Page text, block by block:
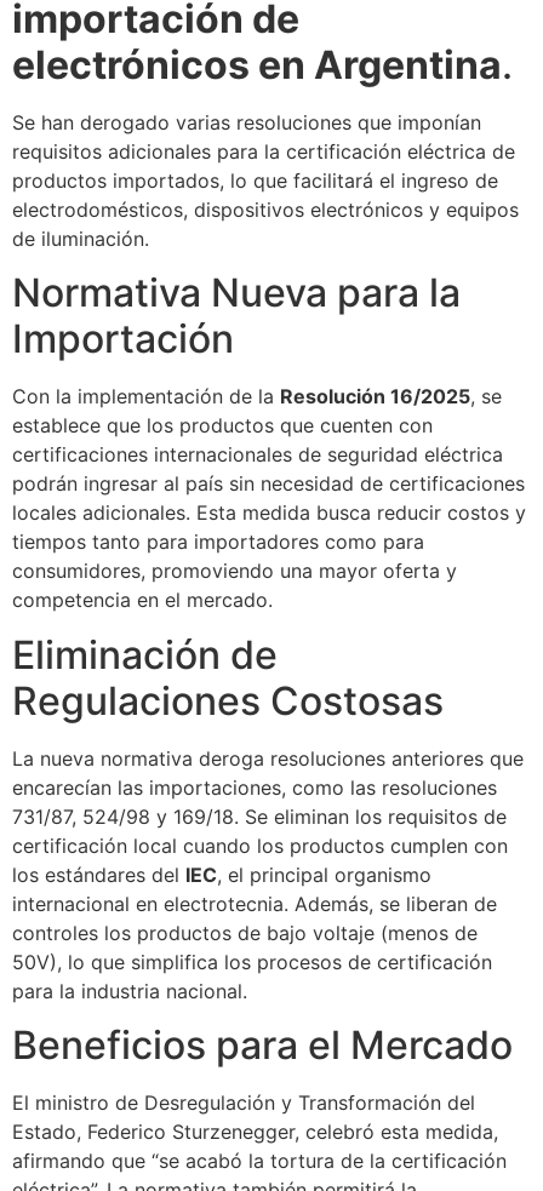
importación de
electrónicos en Argentina.
Se han derogado varias resoluciones que imponían
requisitos adicionales para la certificación eléctrica de
productos importados, lo que facilitará el ingreso de
electrodomésticos, dispositivos electrónicos y equipos
de iluminación.
Normativa Nueva para la
Importación
Con la implementación de la Resolución 16/2025, se
establece que los productos que cuenten con
certificaciones internacionales de seguridad eléctrica
podrán ingresar al país sin necesidad de certificaciones
locales adicionales. Esta medida busca reducir costos y
tiempos tanto para importadores como para
consumidores, promoviendo una mayor oferta y
competencia en el mercado.
Eliminación de
Regulaciones Costosas
La nueva normativa deroga resoluciones anteriores que
encarecían las importaciones, como las resoluciones
731/87, 524/98 y 169/18. Se eliminan los requisitos de
certificación local cuando los productos cumplen con
los estándares del IEC, el principal organismo
internacional en electrotecnia. Además, se liberan de
controles los productos de bajo voltaje (menos de
50V), lo que simplifica los procesos de certificación
para la industria nacional.
Beneficios para el Mercado
El ministro de Desregulación y Transformación del
Estado, Federico Sturzenegger, celebró esta medida,
afirmando que “se acabó la tortura de la certificación